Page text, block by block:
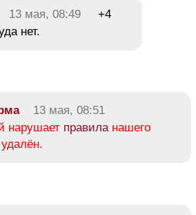
13 мая, 08:49
+4
нет.
13 мая, 08:51
нарушает правила нашего